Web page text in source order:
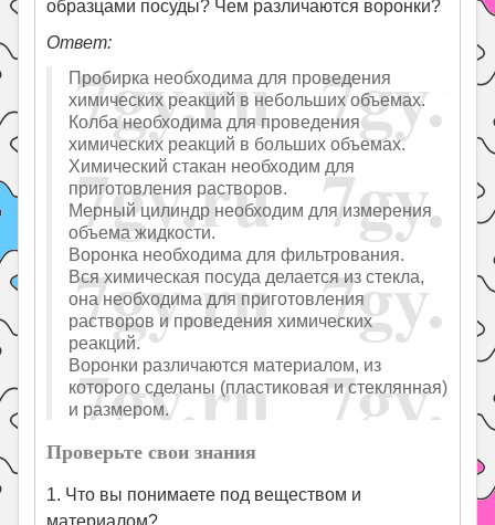
образцами посуды? Чем различаются воронки?
Ответ:
Пробирка необходима для проведения
химических реакций в небольших объемах.
Колба необходима для проведения
химических реакций в больших объемах.
Химический стакан необходим для
приготовления растворов.
Мерный цилиндр необходим для измерения
объема жидкости.
Воронка необходима для фильтрования.
Вся химическая посуда делается из стекла,
она необходима для приготовления
растворов и проведения химических
реакций.
Воронки различаются материалом, из
которого сделаны (пластиковая и стеклянная)
и размером.
Проверьте свои знания
1. Что вы понимаете под веществом и
материалом?